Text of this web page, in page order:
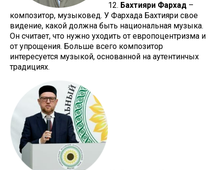
12. Бахтияри Фархад –
композитор, музыковед. У Фархада Бахтияри свое
видение, какой должна быть национальная музыка.
Он считает, что нужно уходить от европоцентризма и
от упрощения. Больше всего композитор
интересуется музыкой, основанной на аутентинчых
традициях.